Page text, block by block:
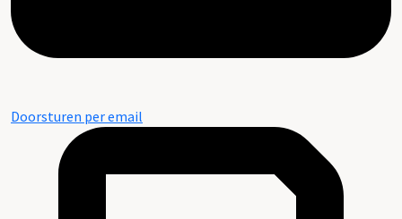
Doorsturen per email